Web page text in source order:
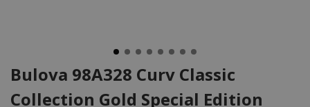
Bulova 98A328 Curv Classic
Collection Gold Special Edition